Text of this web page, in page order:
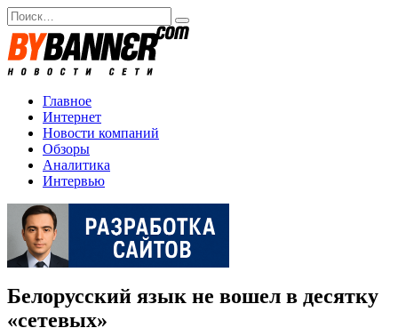
Перейти
к
содержанию
Search
for:
Главное
Интернет
Новости компаний
Обзоры
Аналитика
Интервью
Белорусский язык не вошел в десятку
«сетевых»